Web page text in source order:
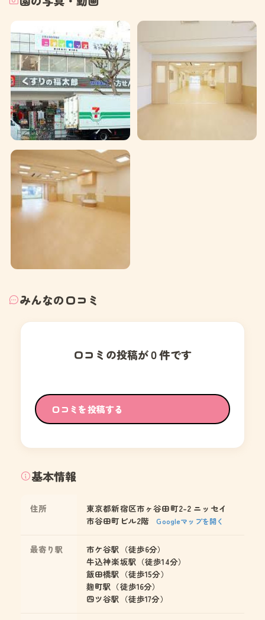
みんなの口コミ
口コミの投稿が０件です
口コミを投稿する
基本情報
住所
東京都新宿区市ヶ谷田町2-2 ニッセイ
市谷田町ビル2階
Googleマップを開く
最寄り駅
市ケ谷駅（徒歩6分）
牛込神楽坂駅（徒歩14分）
飯田橋駅（徒歩15分）
麹町駅（徒歩16分）
四ツ谷駅（徒歩17分）